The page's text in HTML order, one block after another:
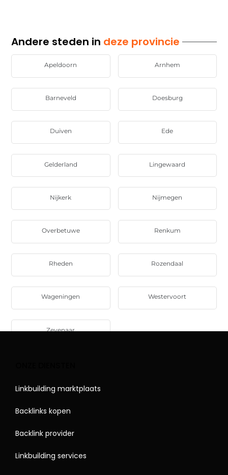
Andere steden in deze provincie
Apeldoorn Arnhem
Barneveld Doesburg
Duiven Ede
Gelderland Lingewaard
Nijkerk Nijmegen
Overbetuwe Renkum
Rheden Rozendaal
Wageningen Westervoort
Zevenaar
Linkbuilding marktplaats
Backlinks kopen
Backlink provider
Linkbuilding services